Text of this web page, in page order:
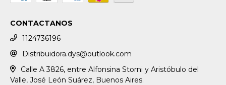
CONTACTANOS
1124736196
Distribuidora.dys@outlook.com
Calle A 3826, entre Alfonsina Storni y Aristóbulo del
Valle, José León Suárez, Buenos Aires.